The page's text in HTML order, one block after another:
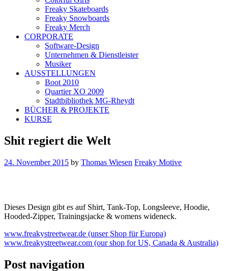
Freaky Skateboards
Freaky Snowboards
Freaky Merch
CORPORATE
Software-Design
Unternehmen & Dienstleister
Musiker
AUSSTELLUNGEN
Boot 2010
Quartier XO 2009
Stadtbibliothek MG-Rheydt
BÜCHER & PROJEKTE
KURSE
Shit regiert die Welt
24. November 2015 by Thomas Wiesen Freaky Motive
Dieses Design gibt es auf Shirt, Tank-Top, Longsleeve, Hoodie,
Hooded-Zipper, Trainingsjacke & womens wideneck.
www.freakystreetwear.de (unser Shop für Europa)
www.freakystreetwear.com (our shop for US, Canada & Australia)
Post navigation